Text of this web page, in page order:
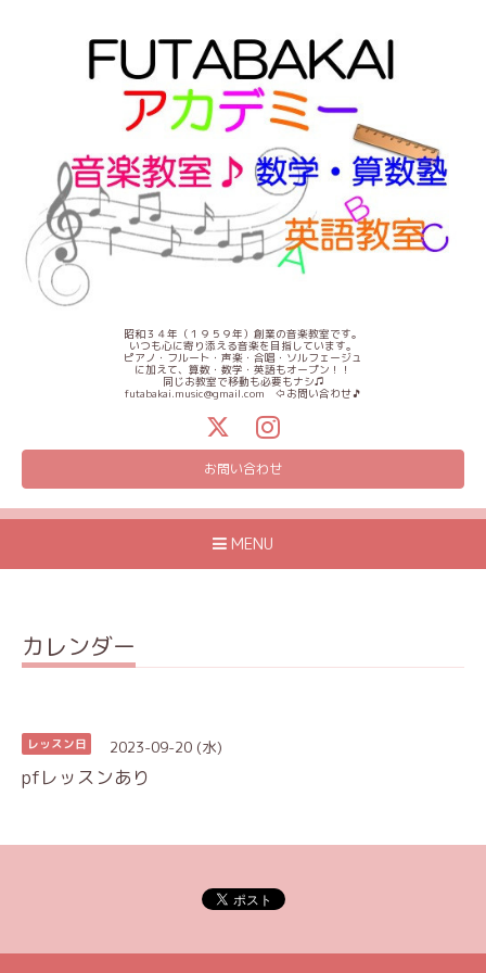
昭和３４年（１９５９年）創業の音楽教室です。
いつも心に寄り添える音楽を目指しています。
ピアノ・フルート・声楽・合唱・ソルフェージュ
に加えて、算数・数学・英語もオープン！！
同じお教室で移動も必要もナシ♫
futabakai.music@gmail.com ⇦お問い合わせ🎵
お問い合わせ
MENU
カレンダー
レッスン日 2023-09-20 (水)
pfレッスンあり